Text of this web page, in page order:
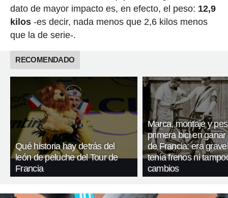
dato de mayor impacto es, en efecto, el peso: 12,9
kilos-es decir, nada menos que 2,6 kilos menos
que la de serie-.
RECOMENDADO
Qué historia hay detrás del
león de peluche del Tour de
Francia
Marca, montaje y
primera bici en ganar
de Francia: era
tenía frenos ni
cambios